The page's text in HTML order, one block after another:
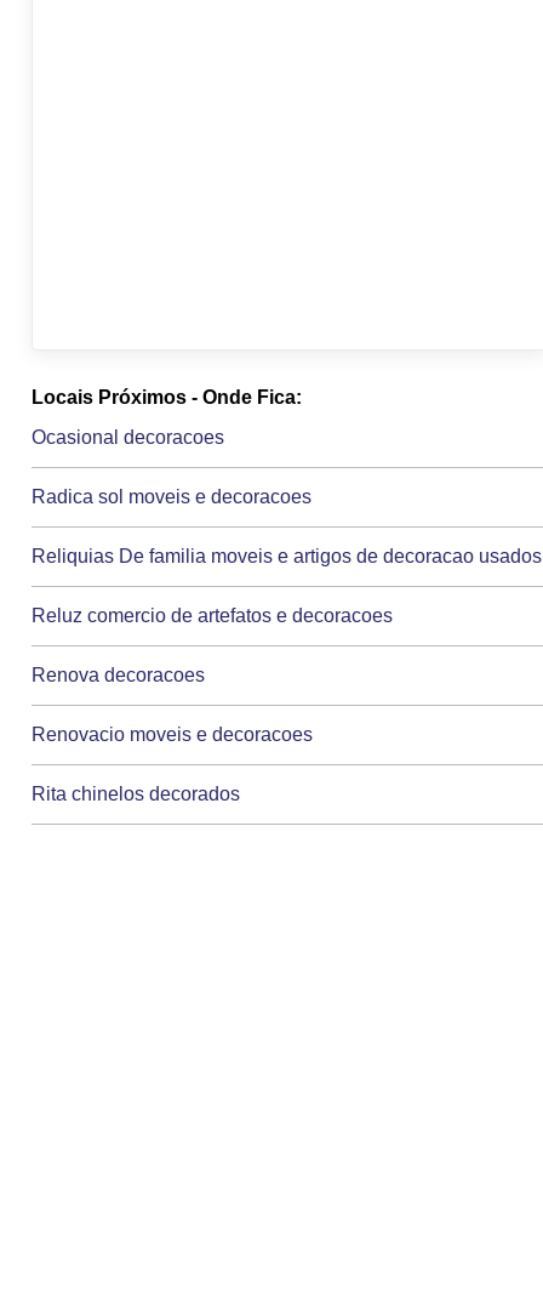
Locais Próximos - Onde Fica:
Ocasional decoracoes
Radica sol moveis e decoracoes
Reliquias De familia moveis e artigos de decoracao usados
Reluz comercio de artefatos e decoracoes
Renova decoracoes
Renovacio moveis e decoracoes
Rita chinelos decorados